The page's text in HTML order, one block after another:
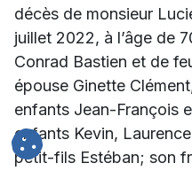
décès de monsieur
juillet 2022, à l’âge de
Conrad Bastien et de
épouse Ginette
enfants Jean-François
enfants Kevin,
petit-fils Estéban; son